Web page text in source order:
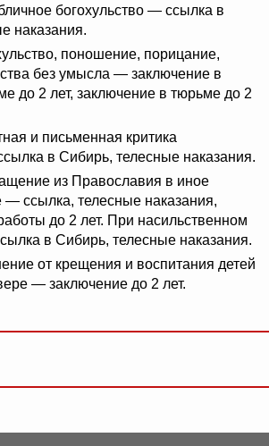
богохульство — ссылка в
наказания.
поношение, порицание,
без умысла — заключение в
до 2 лет, заключение в тюрьме до 2
и письменная критика
в Сибирь, телесные наказания.
из Православия в иное
— ссылка, телесные наказания,
до 2 лет. При насильственном
в Сибирь, телесные наказания.
от крещения и воспитания детей
— заключение до 2 лет.